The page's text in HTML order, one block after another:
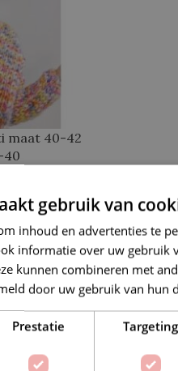
maat 40-42
40
gebruik van
inhoud en advertenties te
informatie over uw gebruik
kunnen combineren met
door uw gebruik van hun
Prestatie Targeting